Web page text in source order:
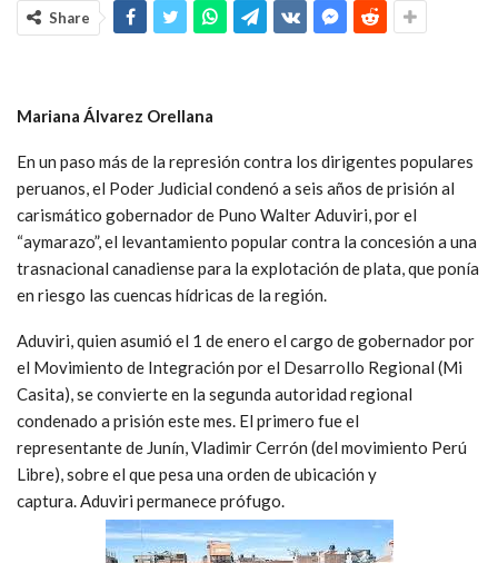
Share
Mariana Álvarez Orellana
En un paso más de la represión contra los dirigentes populares
peruanos, el Poder Judicial condenó a seis años de prisión al
carismático gobernador de Puno Walter Aduviri, por el
“aymarazo”, el levantamiento popular contra la concesión a una
trasnacional canadiense para la explotación de plata, que ponía
en riesgo las cuencas hídricas de la región.
Aduviri, quien asumió el 1 de enero el cargo de gobernador por
el Movimiento de Integración por el Desarrollo Regional (Mi
Casita), se convierte en la segunda autoridad regional
condenado a prisión este mes. El primero fue el
representante de Junín, Vladimir Cerrón (del movimiento Perú
Libre), sobre el que pesa una orden de ubicación y
captura. Aduviri permanece prófugo.